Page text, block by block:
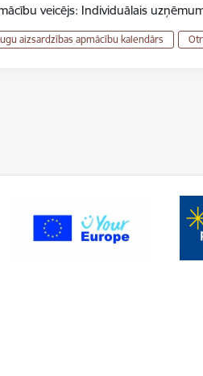
veicējs: Individuālais
aizsardzības apmācību kalendārs